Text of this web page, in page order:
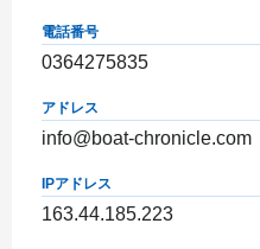
電話番号
0364275835
アドレス
info@boat-chronicle.com
IPアドレス
163.44.185.223